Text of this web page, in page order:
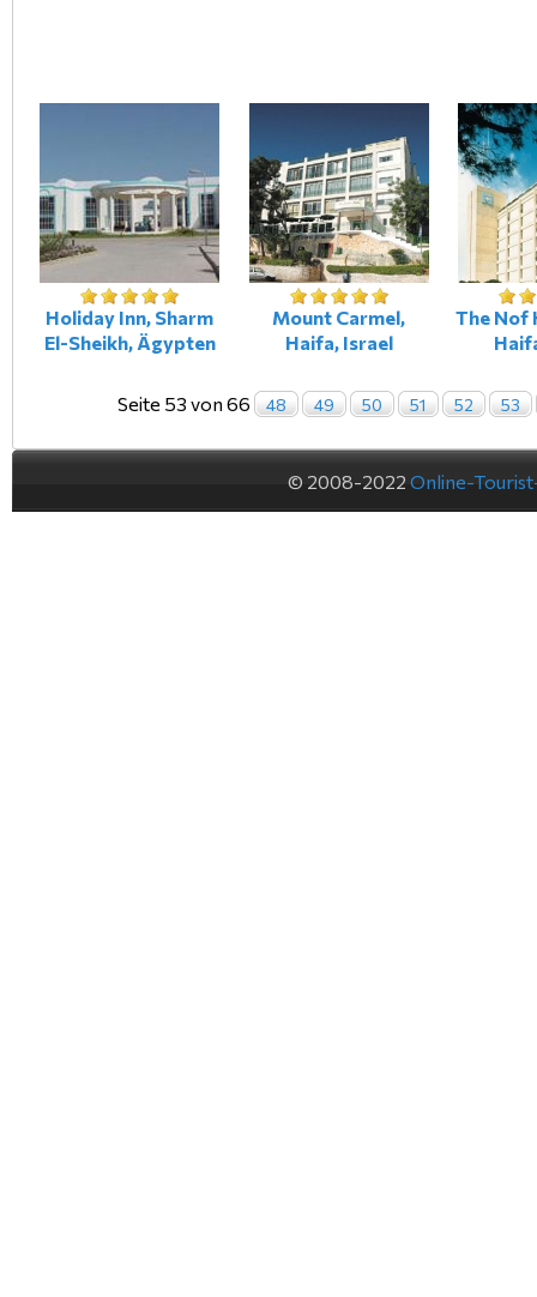
Holiday Inn, Sharm
El-Sheikh, Ägypten
Mount Carmel,
Haifa, Israel
The Nof
Seite 53 von 66 48 49 50 51 52 53
© 2008-2022 Online-